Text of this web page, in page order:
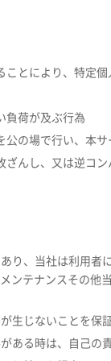
とにより、特定
負荷が及ぶ行為
の場で行い、本
んし、又は逆コ
り、当社は利用
ンテナンスその
生じないことを保
ある時は、自己の